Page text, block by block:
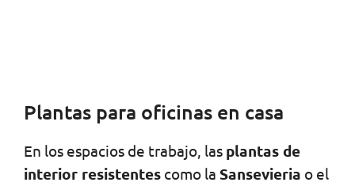
Plantas para oficinas en casa
En los espacios de trabajo, las plantas de
interior resistentes como la Sansevieria o el